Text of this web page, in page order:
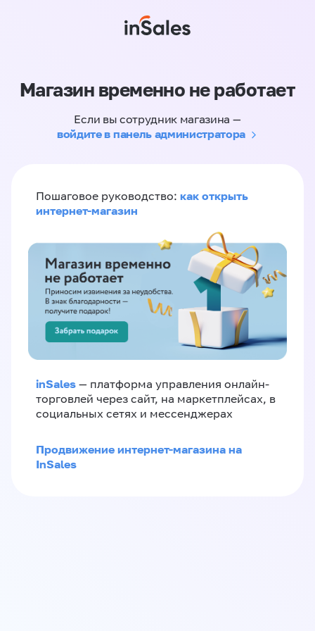
Магазин временно не работает
Если вы сотрудник магазина —
войдите в панель администратора
Пошаговое руководство: как открыть
интернет-магазин
inSales — платформа управления онлайн-
торговлей через сайт, на маркетплейсах, в
социальных сетях и мессенджерах
Продвижение интернет-магазина на
InSales